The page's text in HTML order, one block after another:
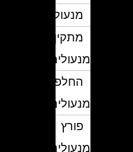
מנעולנים
מתקין
מנעולים
החלפת
מנעולים
פורץ
מנעולים